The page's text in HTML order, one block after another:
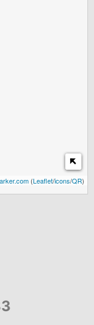
(Leaflet/icons/QR)